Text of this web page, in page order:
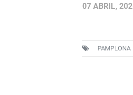
07 ABRIL,
PAMPLONA